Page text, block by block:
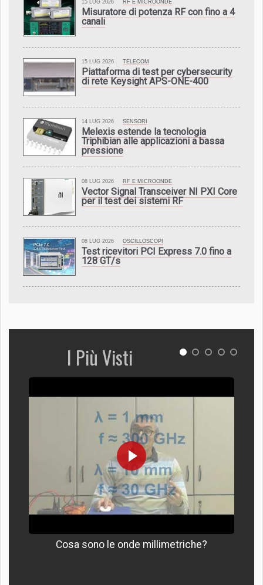
15 LUG 2026 RF E MICROONDE
Misuratore di potenza RF con fino a 4
canali
15 LUG 2026 TELECOM
Piattaforma di test per cybersecurity
di rete Keysight APS-ONE-400
14 LUG 2026 SENSORI
Melexis estende la tecnologia
Triphibian alle applicazioni a bassa
pressione
08 LUG 2026 RF E MICROONDE
Vector Signal Transceiver NI PXI Core
per il test dei sistemi RF
08 LUG 2026 OSCILLOSCOPI
Test ricevitori PCI Express 7.0 fino a
128 GT/s
I Più Visti
Cosa sono le onde millimetriche?